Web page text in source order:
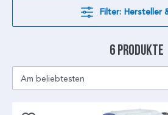
Filter: Hersteller
6 Produkte